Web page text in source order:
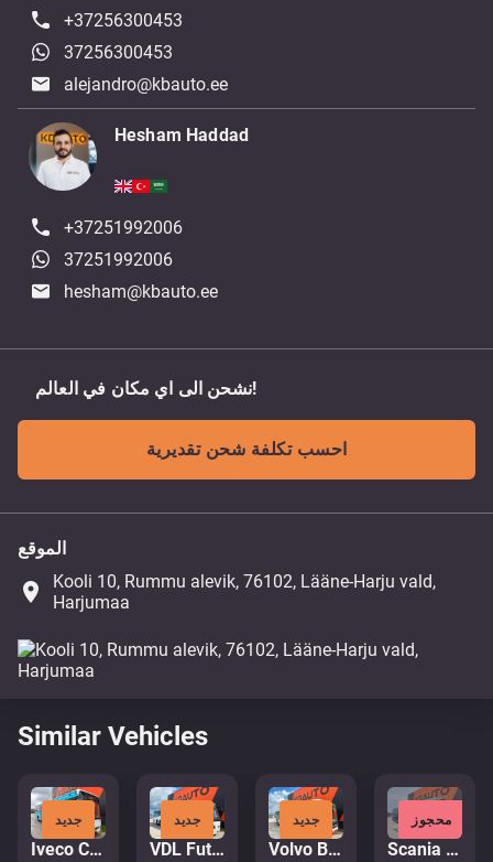
+37256300453
37256300453
alejandro@kbauto.ee
Hesham Haddad
+37251992006
37251992006
hesham@kbauto.ee
نشحن الى اي مكان في العالم!
احسب تكلفة شحن تقديرية
الموقع
place
Kooli 10, Rummu alevik, 76102, Lääne-Harju vald,
Harjumaa
Similar Vehicles
جديد
Iveco Crossway LE 4x2
جديد
VDL Futura FMD 2-148/440 6x2*4
جديد
Volvo B5LH 8900 HYBRID 4x2
محجوز
Scania K 450 Irizar I8 6x2*4